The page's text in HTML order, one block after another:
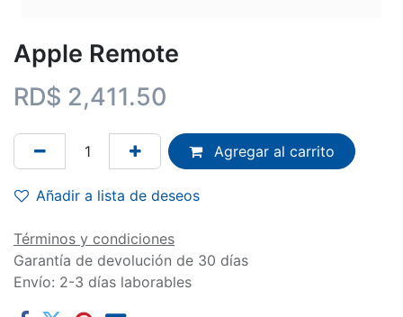
Apple Remote
RD$ 2,411.50
Agregar al carrito
Añadir a lista de deseos
Términos y condiciones
Garantía de devolución de 30 días
Envío: 2-3 días laborables